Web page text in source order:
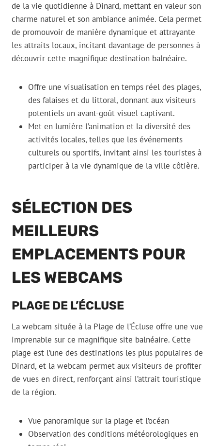
de la vie quotidienne à Dinard, mettant en valeur son
charme naturel et son ambiance animée. Cela permet
de promouvoir de manière dynamique et attrayante
les attraits locaux, incitant davantage de personnes à
découvrir cette magnifique destination balnéaire.
Offre une visualisation en temps réel des plages,
des falaises et du littoral, donnant aux visiteurs
potentiels un avant-goût visuel captivant.
Met en lumière l’animation et la diversité des
activités locales, telles que les événements
culturels ou sportifs, invitant ainsi les touristes à
participer à la vie dynamique de la ville côtière.
SÉLECTION DES
MEILLEURS
EMPLACEMENTS POUR
LES WEBCAMS
PLAGE DE L’ÉCLUSE
La webcam située à la Plage de l’Écluse offre une vue
imprenable sur ce magnifique site balnéaire. Cette
plage est l’une des destinations les plus populaires de
Dinard, et la webcam permet aux visiteurs de profiter
de vues en direct, renforçant ainsi l’attrait touristique
de la région.
Vue panoramique sur la plage et l’océan
Observation des conditions météorologiques en